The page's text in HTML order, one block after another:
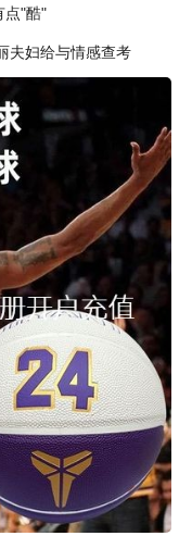
点"酷"
夫妇给与情感查考